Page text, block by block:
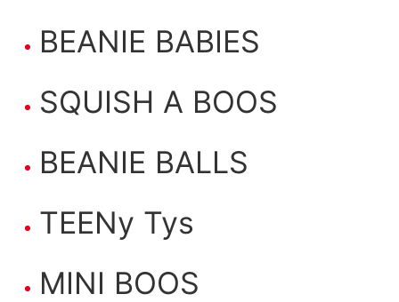
BEANIE BABIES
SQUISH A BOOS
BEANIE BALLS
TEENy Tys
MINI BOOS